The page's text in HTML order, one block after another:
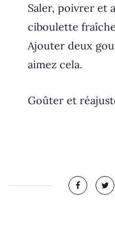
Saler, poivrer et
ciboulette
Ajouter deux
aimez cela.
Goûter et